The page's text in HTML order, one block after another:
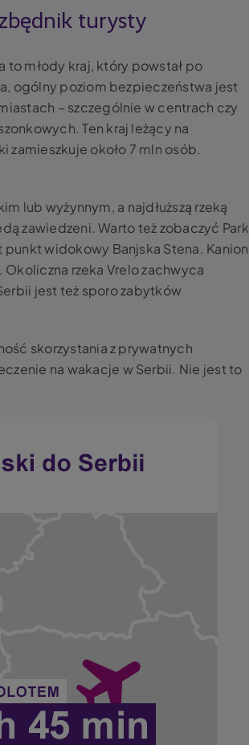
turysty
to młody kraj, który powstał po
ogólny poziom bezpieczeństwa jest
– szczególnie w centrach czy
Ten kraj leżący na
zamieszkuje około 7 mln osób.
lub wyżynnym, a najdłuższą rzeką
zawiedzeni. Warto też zobaczyć Park
widokowy Banjska Stena. Kanion
rzeka Vrelo zachwyca
jest też sporo zabytków
skorzystania z prywatnych
na wakacje w Serbii. Nie jest to